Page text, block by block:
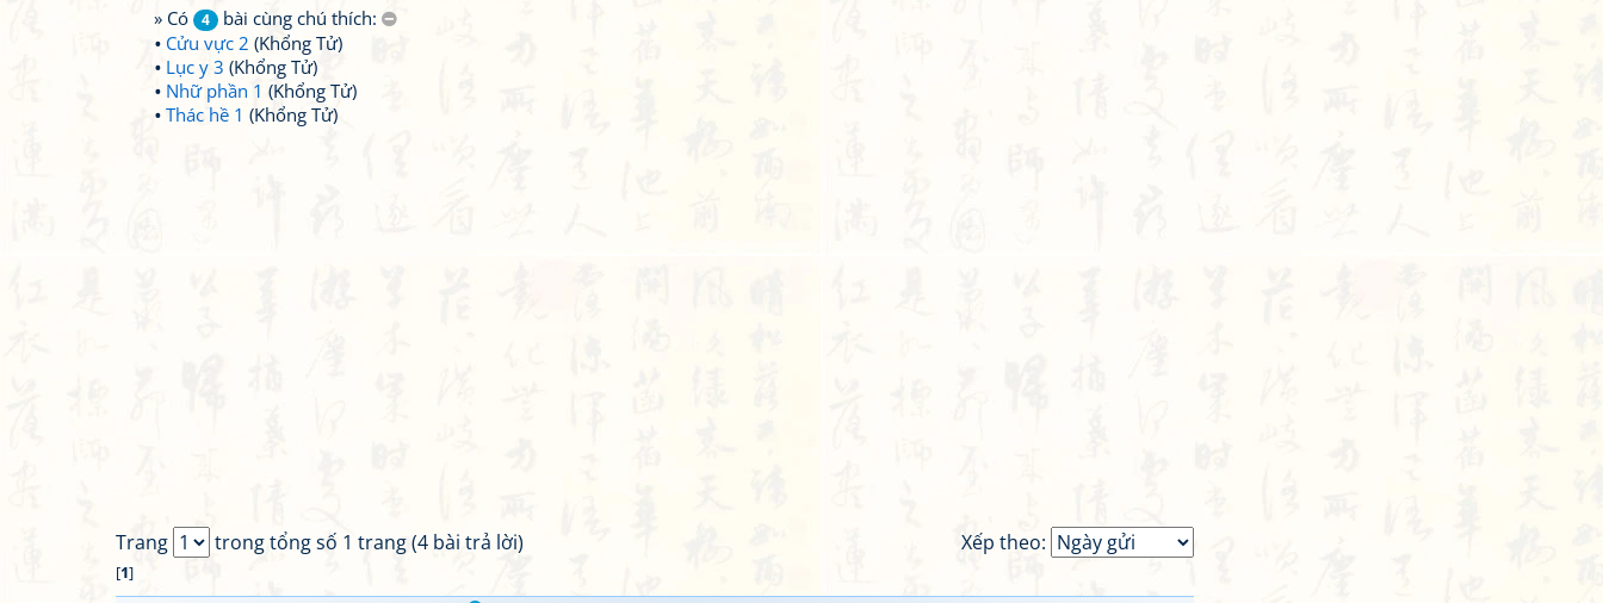
» Có
4
bài cùng chú thích:
Cửu vực 2 (Khổng Tử)
Lục y 3 (Khổng Tử)
Nhữ phần 1 (Khổng Tử)
Thác hề 1 (Khổng Tử)
Xếp theo:
Trang trong tổng số 1 trang (4 bài trả lời)
[1]